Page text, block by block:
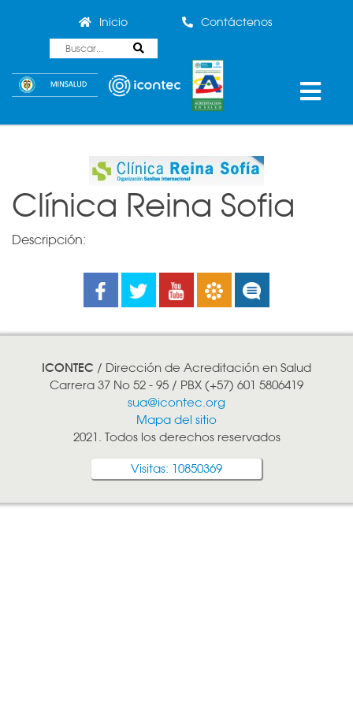
Inicio Contáctenos
Clínica Reina Sofia
Descripción:
Facebook
Twitter YoutubeBoletines
ICONTEC / Dirección de Acreditación en Salud
Carrera 37 No 52 - 95 / PBX (+57) 601 5806419
sua@icontec.org
Mapa del sitio
2021. Todos los derechos reservados
Visitas: 10850369